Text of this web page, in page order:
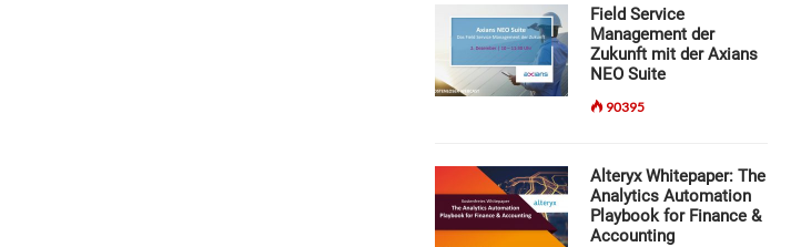
Field Service
Management der
Zukunft mit der Axians
NEO Suite
90395
Alteryx Whitepaper: The
Analytics Automation
Playbook for Finance &
Accounting